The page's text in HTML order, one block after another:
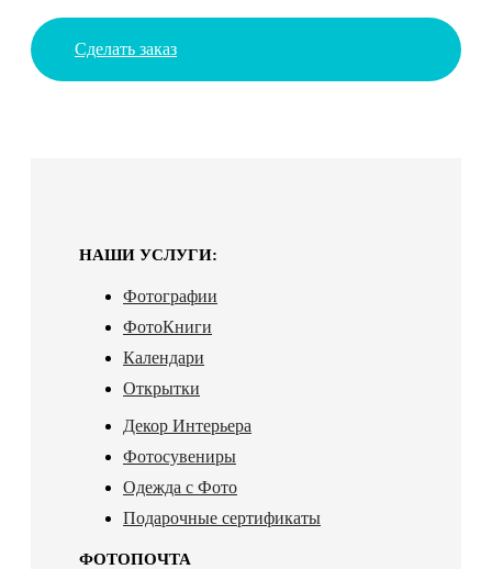
Сделать заказ
НАШИ УСЛУГИ:
Фотографии
ФотоКниги
Календари
Открытки
Декор Интерьера
Фотосувениры
Одежда с Фото
Подарочные сертификаты
ФОТОПОЧТА